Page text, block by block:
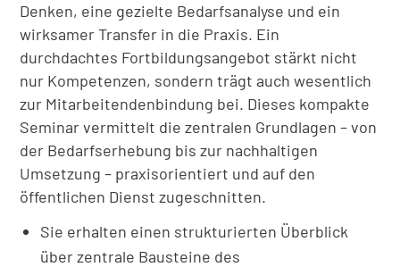
Denken, eine gezielte Bedarfsanalyse und ein
wirksamer Transfer in die Praxis. Ein
durchdachtes Fortbildungsangebot stärkt nicht
nur Kompetenzen, sondern trägt auch wesentlich
zur Mitarbeitendenbindung bei. Dieses kompakte
Seminar vermittelt die zentralen Grundlagen – von
der Bedarfserhebung bis zur nachhaltigen
Umsetzung – praxisorientiert und auf den
öffentlichen Dienst zugeschnitten.
Sie erhalten einen strukturierten Überblick
über zentrale Bausteine des